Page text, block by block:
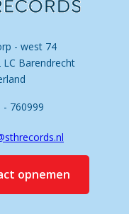
- west 74
LC Barendrecht
- 760999
opnemen